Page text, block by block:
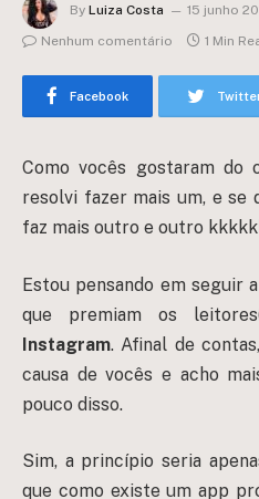
By Luiza Costa 15 junho
Nenhum comentário
1 Min
Facebook
Como vocês gostaram do
resolvi fazer mais um, e se
faz mais outro e outro
Estou pensando em seguir
que premiam os
Instagram. Afinal de
causa de vocês e acho
pouco disso.
Sim, a princípio seria
que como existe um app